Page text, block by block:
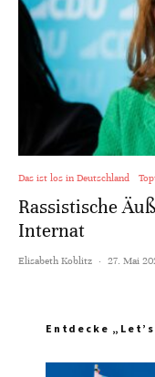
Das ist los in Deutschland
Rassistische
Internat
Elisabeth Koblitz · 27. Mai
Entdecke